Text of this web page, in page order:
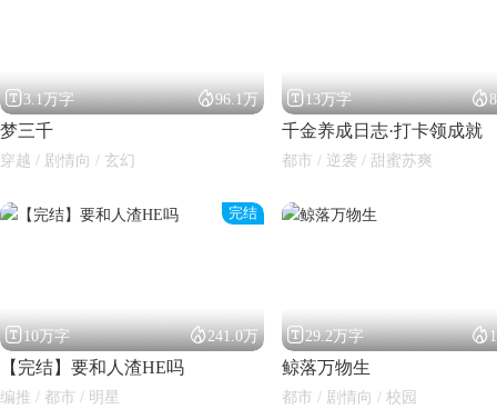
3.1万字 96.1万
梦三千
穿越 / 剧情向 / 玄幻
13万字 
千金养成日志·打卡领成就
都市 / 逆袭 / 甜蜜苏爽
完结
10万字 241.0万
【完结】要和人渣HE吗
编推 / 都市 / 明星
29.2万字 
鲸落万物生
都市 / 剧情向 / 校园